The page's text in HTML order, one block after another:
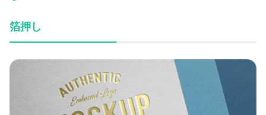
箔押し